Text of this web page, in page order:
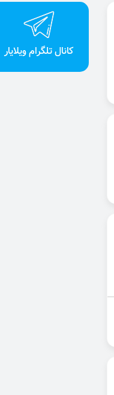
کانال تلگرام ویلایار